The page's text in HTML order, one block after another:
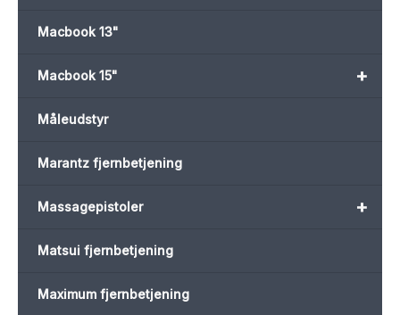
Macbook 13"
+
Macbook 15"
Måleudstyr
Marantz fjernbetjening
+
Massagepistoler
Matsui fjernbetjening
Maximum fjernbetjening